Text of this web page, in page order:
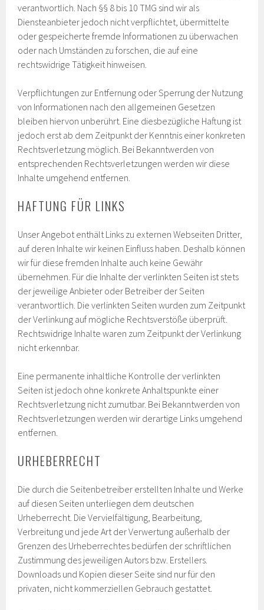
verantwortlich. Nach §§ 8 bis 10 TMG sind wir als
Diensteanbieter jedoch nicht verpflichtet, übermittelte
oder gespeicherte fremde Informationen zu überwachen
oder nach Umständen zu forschen, die auf eine
rechtswidrige Tätigkeit hinweisen.
Verpflichtungen zur Entfernung oder Sperrung der Nutzung
von Informationen nach den allgemeinen Gesetzen
bleiben hiervon unberührt. Eine diesbezügliche Haftung ist
jedoch erst ab dem Zeitpunkt der Kenntnis einer konkreten
Rechtsverletzung möglich. Bei Bekanntwerden von
entsprechenden Rechtsverletzungen werden wir diese
Inhalte umgehend entfernen.
HAFTUNG FÜR LINKS
Unser Angebot enthält Links zu externen Webseiten Dritter,
auf deren Inhalte wir keinen Einfluss haben. Deshalb können
wir für diese fremden Inhalte auch keine Gewähr
übernehmen. Für die Inhalte der verlinkten Seiten ist stets
der jeweilige Anbieter oder Betreiber der Seiten
verantwortlich. Die verlinkten Seiten wurden zum Zeitpunkt
der Verlinkung auf mögliche Rechtsverstöße überprüft.
Rechtswidrige Inhalte waren zum Zeitpunkt der Verlinkung
nicht erkennbar.
Eine permanente inhaltliche Kontrolle der verlinkten
Seiten ist jedoch ohne konkrete Anhaltspunkte einer
Rechtsverletzung nicht zumutbar. Bei Bekanntwerden von
Rechtsverletzungen werden wir derartige Links umgehend
entfernen.
URHEBERRECHT
Die durch die Seitenbetreiber erstellten Inhalte und Werke
auf diesen Seiten unterliegen dem deutschen
Urheberrecht. Die Vervielfältigung, Bearbeitung,
Verbreitung und jede Art der Verwertung außerhalb der
Grenzen des Urheberrechtes bedürfen der schriftlichen
Zustimmung des jeweiligen Autors bzw. Erstellers.
Downloads und Kopien dieser Seite sind nur für den
privaten, nicht kommerziellen Gebrauch gestattet.